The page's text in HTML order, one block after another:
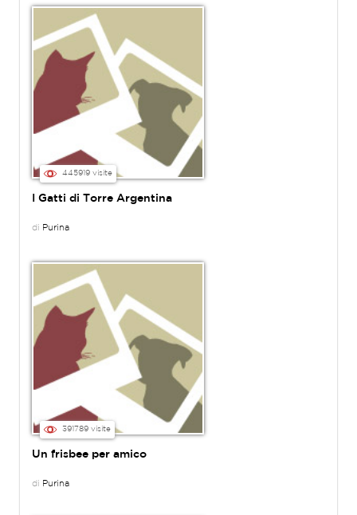
445919 visite
I Gatti di Torre Argentina
di Purina
391789 visite
Un frisbee per amico
di Purina